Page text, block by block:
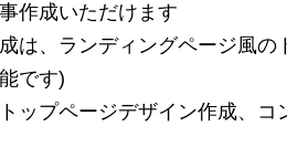
作成いただけます
は、ランディングページ風
です)
ップページデザイン作成、